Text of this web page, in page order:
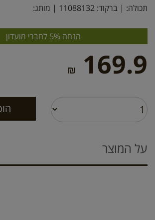
תכולה: | ברקוד: 11088132 | מותג:
הנחה 5% לחברי מועדון
169.9
₪
על המוצר